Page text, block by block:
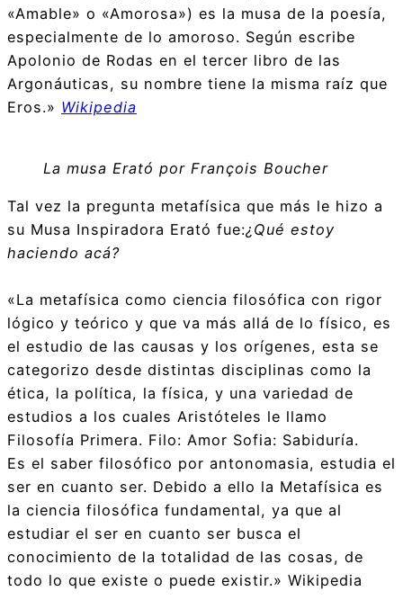
«Amable» o «Amorosa») es la musa de la poesía,
especialmente de lo amoroso. Según escribe
Apolonio de Rodas en el tercer libro de las
Argonáuticas, su nombre tiene la misma raíz que
Eros.» Wikipedia
La musa Erató por François Boucher
Tal vez la pregunta metafísica que más le hizo a
su Musa Inspiradora Erató fue:¿Qué estoy
haciendo acá?
«La metafísica como ciencia filosófica con rigor
lógico y teórico y que va más allá de lo físico, es
el estudio de las causas y los orígenes, esta se
categorizo desde distintas disciplinas como la
ética, la política, la física, y una variedad de
estudios a los cuales Aristóteles le llamo
Filosofía Primera. Filo: Amor Sofia: Sabiduría.
Es el saber filosófico por antonomasia, estudia el
ser en cuanto ser. Debido a ello la Metafísica es
la ciencia filosófica fundamental, ya que al
estudiar el ser en cuanto ser busca el
conocimiento de la totalidad de las cosas, de
todo lo que existe o puede existir.» Wikipedia